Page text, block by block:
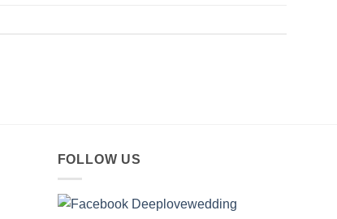
FOLLOW US